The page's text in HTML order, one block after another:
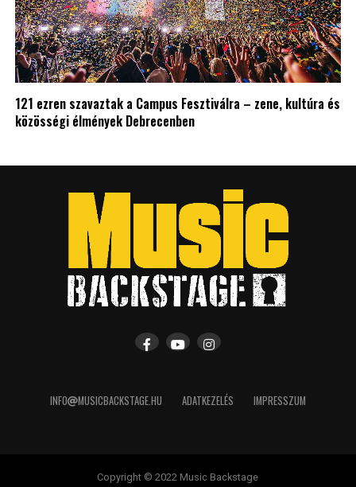
121 ezren szavaztak a Campus Fesztiválra – zene, kultúra és
közösségi élmények Debrecenben
INFO MUSICBACKSTAGE.HU ADATKEZELÉS IMPRESSZUM
Copyright © 2022 Music Backstage